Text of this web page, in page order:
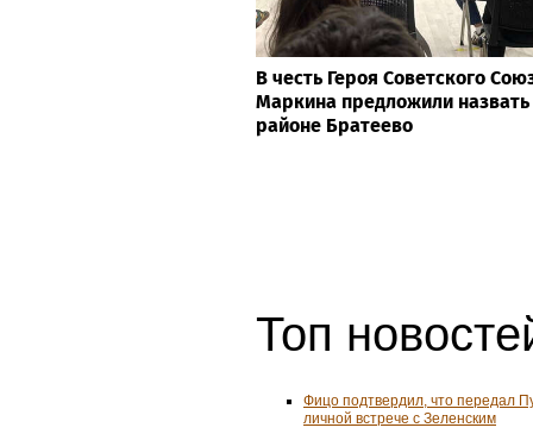
В честь Героя Советского
Маркина предложили назвать
районе Братеево
Топ
Фицо подтвердил, что передал
личной встрече с Зеленским